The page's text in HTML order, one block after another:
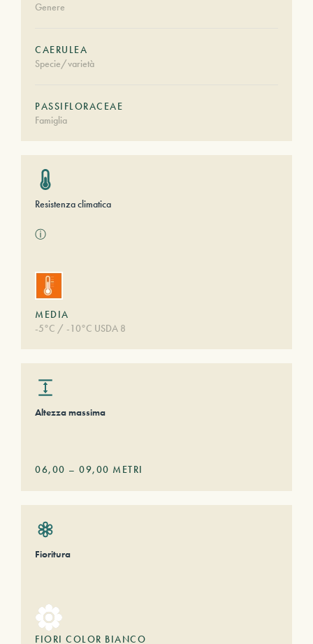
Genere
CAERULEA
Specie/varietà
PASSIFLORACEAE
Famiglia
Resistenza climatica
ⓘ
MEDIA
-5°C / -10°C USDA 8
Altezza massima
06,00 – 09,00 METRI
Fioritura
FIORI COLOR BIANCO